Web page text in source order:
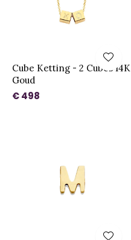
Cube Ketting - 2 Cubes 14K
Goud
€ 498